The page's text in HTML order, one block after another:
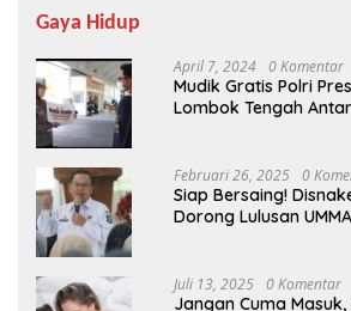
Gaya Hidup
April 7, 2024 0 Komentar
Mudik Gratis Polri
Lombok Tengah
Februari 26, 2025 0
Siap Bersaing!
Dorong Lulusan
Juli 13, 2025 0 Komentar
Jangan Cuma